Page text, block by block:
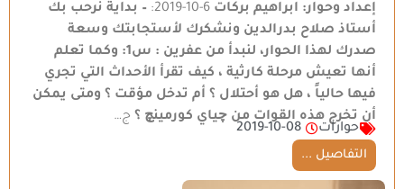
إعداد وحوار: ابراهيم بركات 6-10-2019:
– بداية نرحب بك
أستاذ صلاح بدرالدين ونشكرك لأستجابتك وسعة
صدرك لهذا الحوار، لنبدأ من عفرين : س1: وكما تعلم
أنها تعيش مرحلة كارثية ، كيف تقرأ الأحداث التي تجري
فيها حالياً ، هل هو أحتلال ؟ أم تدخل مؤقت ؟ ومتى يمكن
أن تخرج هذه القوات من چياي كورمينچ ؟ ج…
حوارات
2019-10-08
التفاصيل ...